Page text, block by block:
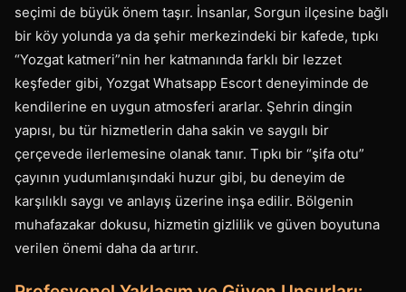
seçimi de büyük önem taşır. İnsanlar, Sorgun ilçesine bağlı
bir köy yolunda ya da şehir merkezindeki bir kafede, tıpkı
“Yozgat katmeri”nin her katmanında farklı bir lezzet
keşfeder gibi, Yozgat Whatsapp Escort deneyiminde de
kendilerine en uygun atmosferi ararlar. Şehrin dingin
yapısı, bu tür hizmetlerin daha sakin ve saygılı bir
çerçevede ilerlemesine olanak tanır. Tıpkı bir “şifa otu”
çayının yudumlanışındaki huzur gibi, bu deneyim de
karşılıklı saygı ve anlayış üzerine inşa edilir. Bölgenin
muhafazakar dokusu, hizmetin gizlilik ve güven boyutuna
verilen önemi daha da artırır.